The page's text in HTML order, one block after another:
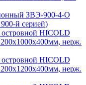
ЗВЭ-900-4-О
й серией)
HICOLD
нерж.
HICOLD
нерж.